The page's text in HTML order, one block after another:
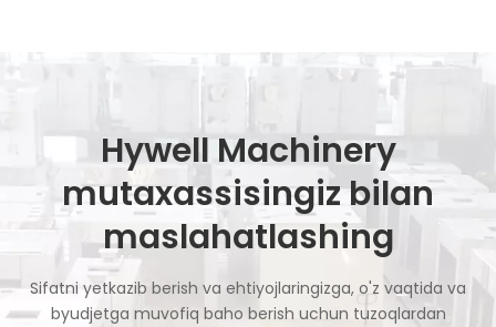
Hywell Machinery
mutaxassisingiz bilan
maslahatlashing
Sifatni yetkazib berish va ehtiyojlaringizga, o'z vaqtida va
byudjetga muvofiq baho berish uchun tuzoqlardan